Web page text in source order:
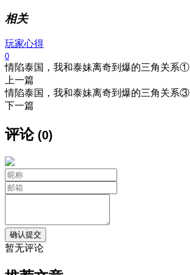
相关
玩家心得
0
情陷泰国，我和泰妹离奇到爆的三角关系①
上一篇
情陷泰国，我和泰妹离奇到爆的三角关系③
下一篇
评论(0)
暂无评论